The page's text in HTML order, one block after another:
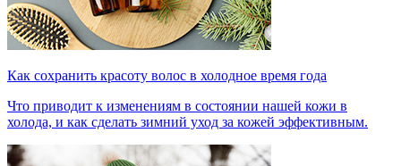
Как сохранить красоту волос в холодное время года
Что приводит к изменениям в состоянии нашей кожи в
холода, и как сделать зимний уход за кожей эффективным.